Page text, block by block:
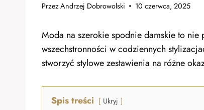
PrzezAndrzej Dobrowolski 10 czerwca, 2025
Moda na szerokie spodnie damskie to
wszechstronności w codziennych
stworzyć stylowe zestawienia na różne
Spis treści Ukryj